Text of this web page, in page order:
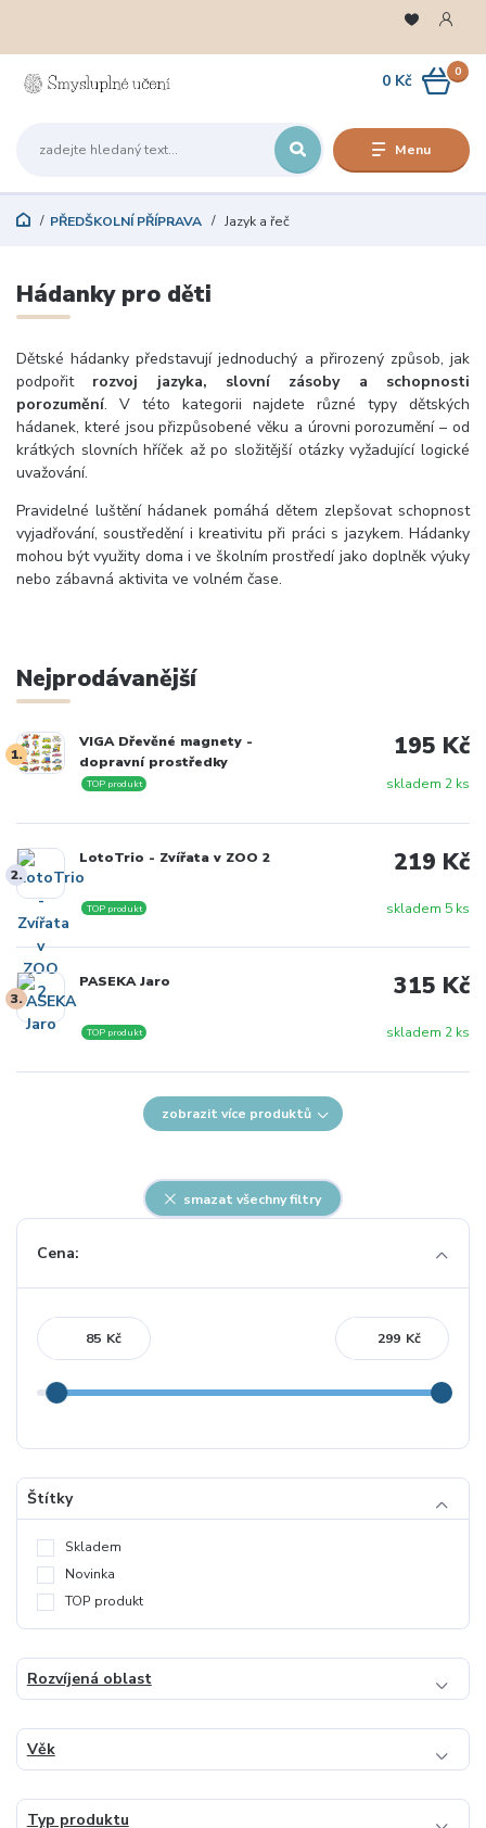
Menu
0
0 Kč
PŘEDŠKOLNÍ PŘÍPRAVA Jazyk a řeč
Hádanky pro děti
Dětské hádanky představují jednoduchý a přirozený způsob, jak
podpořit rozvoj jazyka, slovní zásoby a schopnosti
porozumění. V této kategorii najdete různé typy dětských
hádanek, které jsou přizpůsobené věku a úrovni porozumění – od
krátkých slovních hříček až po složitější otázky vyžadující logické
uvažování.
Pravidelné luštění hádanek pomáhá dětem zlepšovat schopnost
vyjadřování, soustředění i kreativitu při práci s jazykem. Hádanky
mohou být využity doma i ve školním prostředí jako doplněk výuky
nebo zábavná aktivita ve volném čase.
Nejprodávanější
1.
VIGA Dřevěné magnety -
dopravní prostředky
skladem 2 ks
TOP produkt
195 Kč
2.
LotoTrio - Zvířata v ZOO 2
skladem 5 ks
TOP produkt
219 Kč
3.
PASEKA Jaro
skladem 2 ks
TOP produkt
315 Kč
zobrazit více produktů
Cena:
Kč Kč
Štítky
Skladem
Novinka
TOP produkt
Rozvíjená oblast
Věk
Typ produktu
smazat všechny filtry